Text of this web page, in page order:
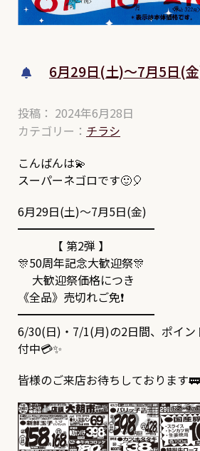
6月29日(土)～7月5日(
投稿： 2024年6月28日
カテゴリー： チラシ
こんばんは💫
スーパーネゴロです🙂🎈
6月29日(土)～7月5日(金)
━━━━━━━━━━━━
【 第2弾 】
🎊50周年記念大歓迎祭🎊
大歓迎祭価格につき
《全品》売切れご免❗
━━━━━━━━━━━━
6/30(日)・7/1(月)の2日間、ポイン
付中💳✨
皆様のご来店お待ちしております